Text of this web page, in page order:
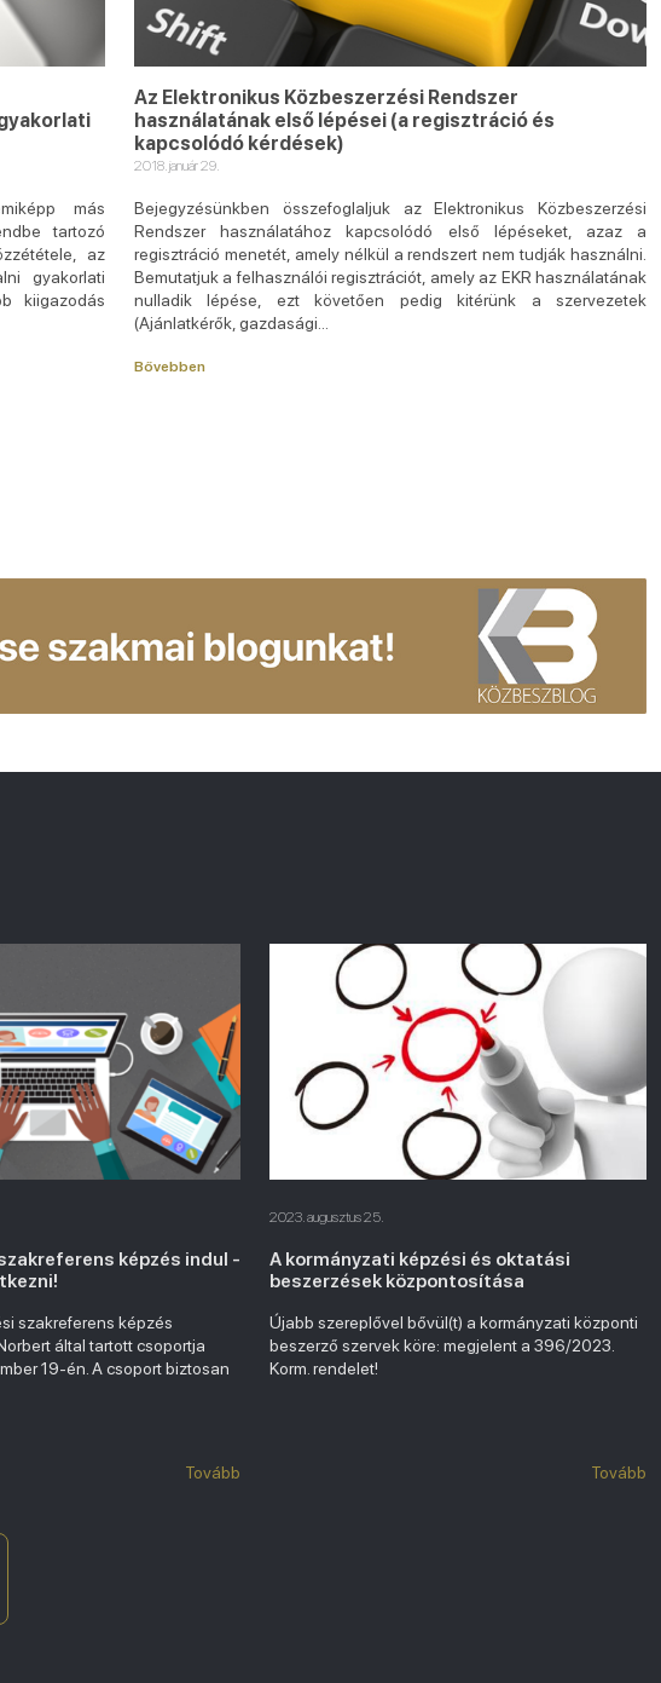
más
tartozó
az
gyakorlati
kiigazodás
Az Elektronikus Közbeszerzési Rendszer
használatának első lépései (a regisztráció és
kapcsolódó kérdések)
2018. január 29.
Bejegyzésünkben összefoglaljuk az Elektronikus Közbeszerzési
Rendszer használatához kapcsolódó első lépéseket, azaz a
regisztráció menetét, amely nélkül a rendszert nem tudják használni.
Bemutatjuk a felhasználói regisztrációt, amely az EKR használatának
nulladik lépése, ezt követően pedig kitérünk a szervezetek
(Ajánlatkérők, gazdasági...
Bővebben
képzés indul -
szakreferens képzés
által tartott csoportja
19-én. A csoport biztosan
Tovább
2023. augusztus 25.
A kormányzati képzési és oktatási
beszerzések központosítása
Újabb szereplővel bővül(t) a kormányzati központi
beszerző szervek köre: megjelent a 396/2023.
Korm. rendelet!
Tovább